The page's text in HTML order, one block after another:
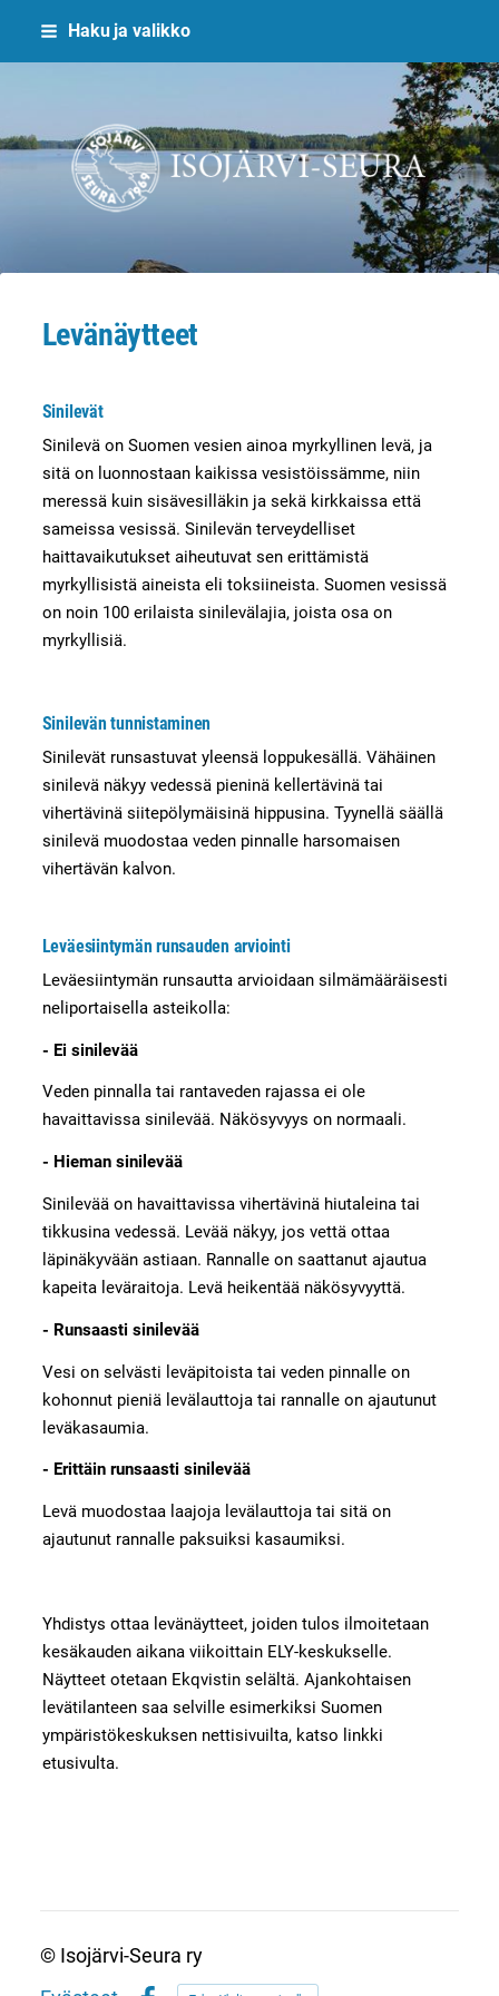
Siirry
Haku ja valikko
Isojärvi-Seura ry
Levänäytteet
Sinilevät
Sinilevä on Suomen vesien ainoa myrkyllinen levä, ja
sitä on luonnostaan kaikissa vesistöissämme, niin
meressä kuin sisävesilläkin ja sekä kirkkaissa että
sameissa vesissä. Sinilevän terveydelliset
haittavaikutukset aiheutuvat sen erittämistä
myrkyllisistä aineista eli toksiineista. Suomen vesissä
on noin 100 erilaista sinilevälajia, joista osa on
myrkyllisiä.
Sinilevän tunnistaminen
Sinilevät runsastuvat yleensä loppukesällä. Vähäinen
sinilevä näkyy vedessä pieninä kellertävinä tai
vihertävinä siitepölymäisinä hippusina. Tyynellä säällä
sinilevä muodostaa veden pinnalle harsomaisen
vihertävän kalvon.
Leväesiintymän runsauden arviointi
Leväesiintymän runsautta arvioidaan silmämääräisesti
neliportaisella asteikolla:
- Ei sinilevää
Veden pinnalla tai rantaveden rajassa ei ole
havaittavissa sinilevää. Näkösyvyys on normaali.
- Hieman sinilevää
Sinilevää on havaittavissa vihertävinä hiutaleina tai
tikkusina vedessä. Levää näkyy, jos vettä ottaa
läpinäkyvään astiaan. Rannalle on saattanut ajautua
kapeita leväraitoja. Levä heikentää näkösyvyyttä.
- Runsaasti sinilevää
Vesi on selvästi leväpitoista tai veden pinnalle on
kohonnut pieniä levälauttoja tai rannalle on ajautunut
leväkasaumia.
- Erittäin runsaasti sinilevää
Levä muodostaa laajoja levälauttoja tai sitä on
ajautunut rannalle paksuiksi kasaumiksi.
Yhdistys ottaa levänäytteet, joiden tulos ilmoitetaan
kesäkauden aikana viikoittain ELY-keskukselle.
Näytteet otetaan Ekqvistin selältä. Ajankohtaisen
levätilanteen saa selville esimerkiksi Suomen
ympäristökeskuksen nettisivuilta, katso linkki
etusivulta.
© Isojärvi-Seura ry